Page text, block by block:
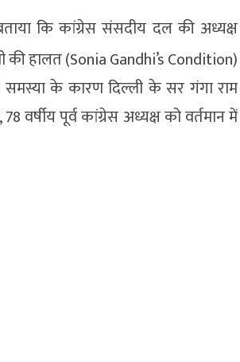
कि कांग्रेस संसदीय दल की अध्यक्ष
हालत (Sonia Gandhi’s Condition)
समस्या के कारण दिल्ली के सर गंगा राम
पूर्व कांग्रेस अध्यक्ष को वर्तमान में